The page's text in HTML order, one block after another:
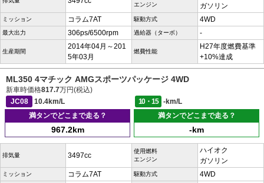
エンジン
ガソリン
ミッション コラム7AT 駆動方式 4WD
最大出力 306ps/6500rpm 過給器（ターボ） -
生産期間
2014年04月～201
5年03月
燃費性能
H27年度燃費基準
+10%達成
ML350 4マチック AMGスポーツパッケージ 4WD
新車時価格817.7万円(税込)
JC08
10.4km/L 10・15
-km/L
満タンでどこまで走る？
967.2km
満タンでどこまで走る？
-km
排気量 3497cc
使用燃料
エンジン
ハイオク
ガソリン
ミッション コラム7AT 駆動方式 4WD